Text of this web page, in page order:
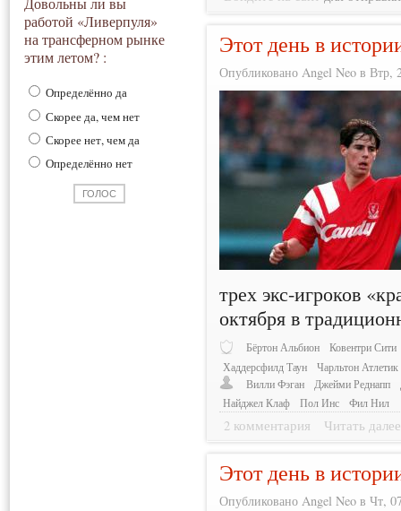
работой «Ливерпуля»
на трансферном рынке
этим летом? :
Определённо да
Скорее да, чем нет
Скорее нет, чем да
Определённо нет
Этот день в
Опубликовано Angel Neo в Втр,
трех экс-игроков
октября в
Бёртон Альбион
Ковентри Сити
Хаддерсфилд Таун
Чарльтон Атлетик
Вилли Фэган
Джейми Реднапп
Найджел Клаф
Пол Инс Фил Нил
2 комментария Читать далее
Этот день в
Опубликовано Angel Neo в Чт,